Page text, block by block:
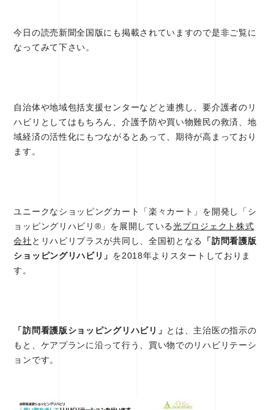
今日の読売新聞全国版にも掲載されていますので是非ご覧に
なってみて下さい。
自治体や地域包括支援センターなどと連携し、要介護者のリ
ハビリとしてはもちろん、介護予防や買い物難民の救済、地
域経済の活性化にもつながるとあって、期待が高まっており
ます。
ユニークなショッピングカート「楽々カート」を開発し「シ
ョッピングリハビリ®」を展開している光プロジェクト株式
会社 とリハビリプラスが共同し、全国初となる
「訪問看護版
ショッピングリハビリ」 を2018年よりスタートしておりま
す。
「訪問看護版ショッピングリハビリ」 とは、主治医の指示の
もと、ケアプランに沿って行う、買い物でのリハビリテーシ
ョンです。